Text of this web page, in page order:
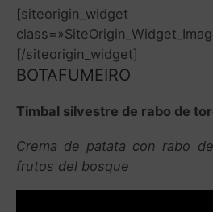
[siteorigin_widget
[/siteorigin_widget]
BOTAFUMEIRO
Timbal silvestre de rabo de
Crema de patata con rabo
frutos del bosque